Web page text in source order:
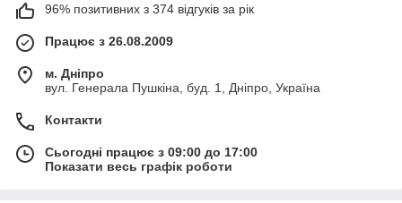
96% позитивних з 374 відгуків за рік
Працює з 26.08.2009
м. Дніпро
вул. Генерала Пушкіна, буд. 1, Дніпро, Україна
Контакти
Сьогодні працює з 09:00 до 17:00
Показати весь графік роботи